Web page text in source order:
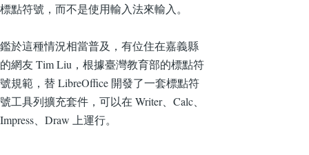
標點符號，而不是使用輸入法來輸入。
鑑於這種情況相當普及，有位住在嘉義縣
的網友 Tim Liu，根據臺灣教育部的標點符
號規範，替 LibreOffice 開發了一套標點符
號工具列擴充套件，可以在 Writer、Calc、
Impress、Draw 上運行。